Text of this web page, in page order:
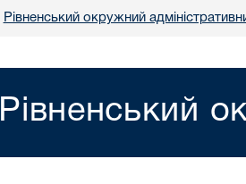
Рівненський окружний
Рівненський